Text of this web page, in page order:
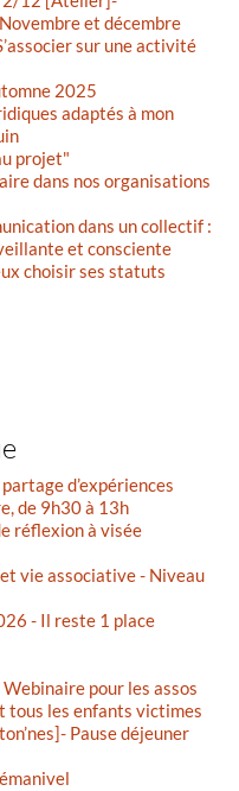
et décembre
sur une activité
2025
adaptés à mon
projet"
dans nos organisations
dans un collectif :
et consciente
choisir ses statuts
d’expériences
de 9h30 à 13h
réflexion à visée
vie associative - Niveau
- Il reste 1 place
pour les assos
tous les enfants victimes
Pause déjeuner